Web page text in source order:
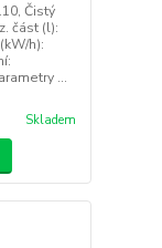
Čistý
část (l):
h):
...
Skladem